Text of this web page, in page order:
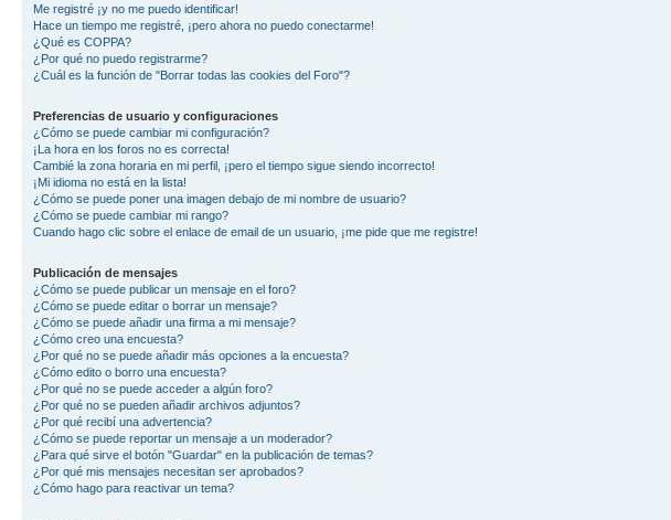
Me registré ¡y no me puedo identificar!
Hace un tiempo me registré, ¡pero ahora no puedo conectarme!
¿Qué es COPPA?
¿Por qué no puedo registrarme?
¿Cuál es la función de "Borrar todas las cookies del Foro"?
Preferencias de usuario y configuraciones
¿Cómo se puede cambiar mi configuración?
¡La hora en los foros no es correcta!
Cambié la zona horaria en mi perfil, ¡pero el tiempo sigue siendo incorrecto!
¡Mi idioma no está en la lista!
¿Cómo se puede poner una imagen debajo de mi nombre de usuario?
¿Cómo se puede cambiar mi rango?
Cuando hago clic sobre el enlace de email de un usuario, ¡me pide que me registre!
Publicación de mensajes
¿Cómo se puede publicar un mensaje en el foro?
¿Cómo se puede editar o borrar un mensaje?
¿Cómo se puede añadir una firma a mi mensaje?
¿Cómo creo una encuesta?
¿Por qué no se puede añadir más opciones a la encuesta?
¿Cómo edito o borro una encuesta?
¿Por qué no se puede acceder a algún foro?
¿Por qué no se pueden añadir archivos adjuntos?
¿Por qué recibí una advertencia?
¿Cómo se puede reportar un mensaje a un moderador?
¿Para qué sirve el botón "Guardar" en la publicación de temas?
¿Por qué mis mensajes necesitan ser aprobados?
¿Cómo hago para reactivar un tema?